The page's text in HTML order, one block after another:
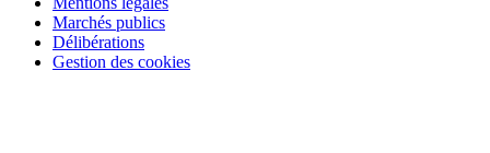
Marchés publics
Délibérations
Gestion des cookies